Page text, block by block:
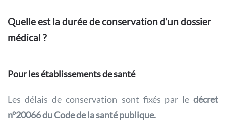
Quelle est la durée de conservation d’un dossier
médical ?
Pour les établissements de santé
Les délais de conservation sont fixés par ledécret
n°20066 du Code de la santé publique.